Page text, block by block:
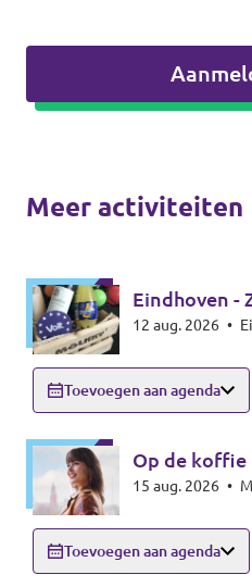
Meer activiteiten
Eindhoven -
park -
12 aug. 2026 •
Toevoegen aan agenda
Op de koffie
15 aug. 2026 •
Toevoegen aan agenda